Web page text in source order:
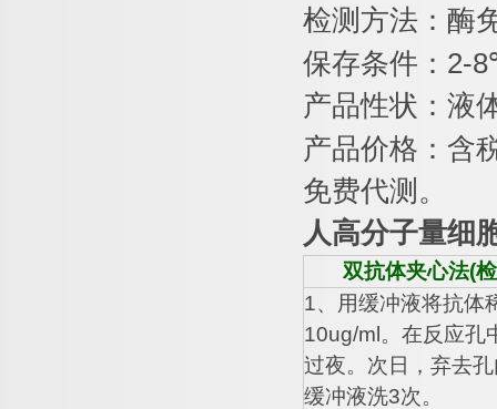
检测方法：酶
保存条件： 2-8
产品性状：液
产品价格：含
免费代测。
人高分子量细
双抗体夹心法(
1、用缓冲液将抗体
10ug/ml 。在反应孔
过夜。次日，弃去
缓冲液洗3次。